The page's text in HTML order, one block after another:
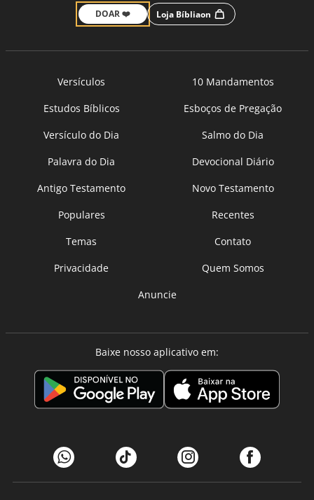
DOAR ❤️ Loja Bíbliaon
Versículos
10 Mandamentos
Estudos Bíblicos
Esboços de Pregação
Versículo do Dia
Salmo do Dia
Palavra do Dia
Devocional Diário
Antigo Testamento
Novo Testamento
Populares
Recentes
Temas
Contato
Privacidade
Quem Somos
Anuncie
Baixe nosso aplicativo em: